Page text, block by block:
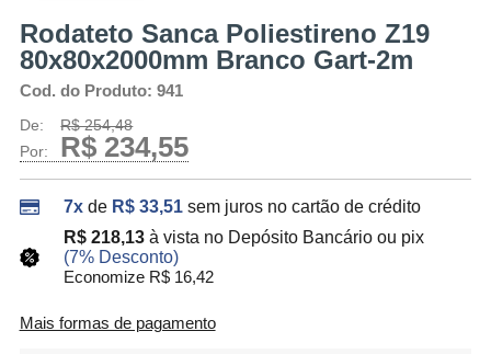
Rodateto Sanca Poliestireno Z19
80x80x2000mm Branco Gart-2m
Cod. do Produto: 941
De:
R$ 254,48
Por:
R$ 234,55
7xde R$ 33,51 sem juros no cartão de crédito
R$ 218,13 à vista no Depósito Bancário ou pix
(7% Desconto)
Economize R$ 16,42
Mais formas de pagamento